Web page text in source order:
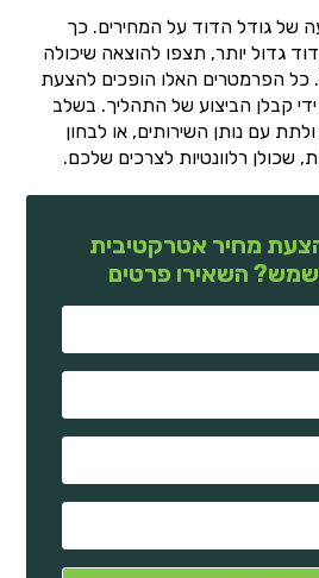
של גודל הדוד על המחירים. כך
גדול יותר, תצפו להוצאה שיכולה
כל הפרמטרים האלו הופכים להצעת
קבלן הביצוע של התהליך. בשלב
עם נותן השירותים, או לבחון
שכולן רלוונטיות לצרכים שלכם.
מחיר אטרקטיבית
שמש? השאירו פרטים